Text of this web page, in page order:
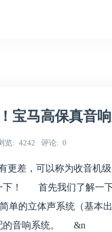
宝马高保真音
览 4242 评论 0
更差，可以称为收音机
下！ 首先我们了解一
的立体声系统（基本出
的音响系统。 &n